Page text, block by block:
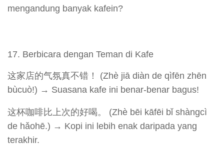
mengandung banyak kafein?
Berbicara dengan Teman di Kafe
这家店的气氛真不错！ (Zhè jiā diàn de qìfēn zhēn
bùcuò!) → Suasana kafe ini benar-benar bagus!
这杯咖啡比上次的好喝。 (Zhè bēi kāfēi bǐ shàngcì
de hǎohē.) → Kopi ini lebih enak daripada yang
terakhir.